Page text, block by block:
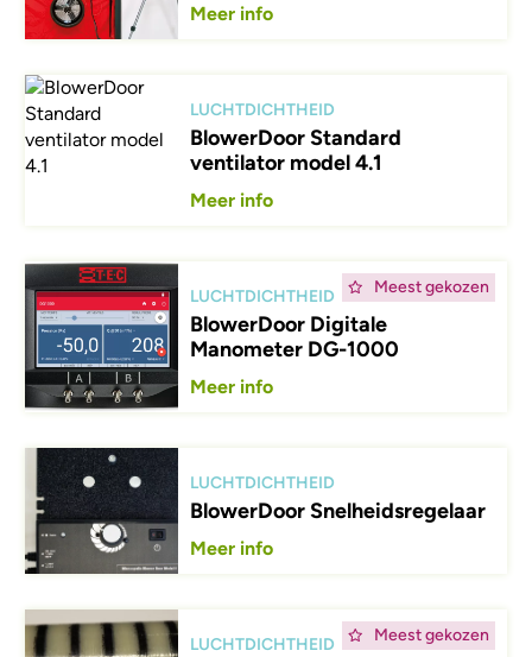
Meer info
Afbeelding
LUCHTDICHTHEID
BlowerDoor Standard
ventilator model 4.1
Meer info
Meest gekozen
Afbeelding
LUCHTDICHTHEID
BlowerDoor Digitale
Manometer DG-1000
Meer info
Afbeelding
LUCHTDICHTHEID
BlowerDoor Snelheidsregelaar
Meer info
Meest gekozen
Afbeelding
LUCHTDICHTHEID